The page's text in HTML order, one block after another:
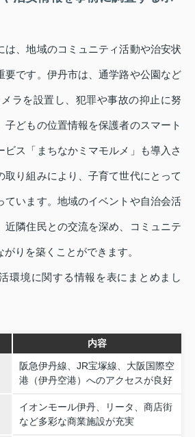
は、地域のコミュニティ活動や治安状
要です。伊丹市は、通学路や公園など
ラを設置し、犯罪や事故の抑止に努
子どもの位置情報を保護者のスマート
ビス「まちなかミマモルメ」も導入さ
取り組みにより、子育て世代にとって
ています。地域のイベントや自治会活
近隣住民との交流を深め、コミュニテ
りを築くことができます。
環境に関する情報を表にまとめまし
内容
阪急伊丹線、JR宝塚線、大阪国際空
港（伊丹空港）へのアクセスが良好
イオンモール伊丹、リータ、商店街
など多彩な商業施設が充実